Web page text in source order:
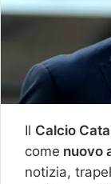
Il Calcio
come nuovo
notizia,